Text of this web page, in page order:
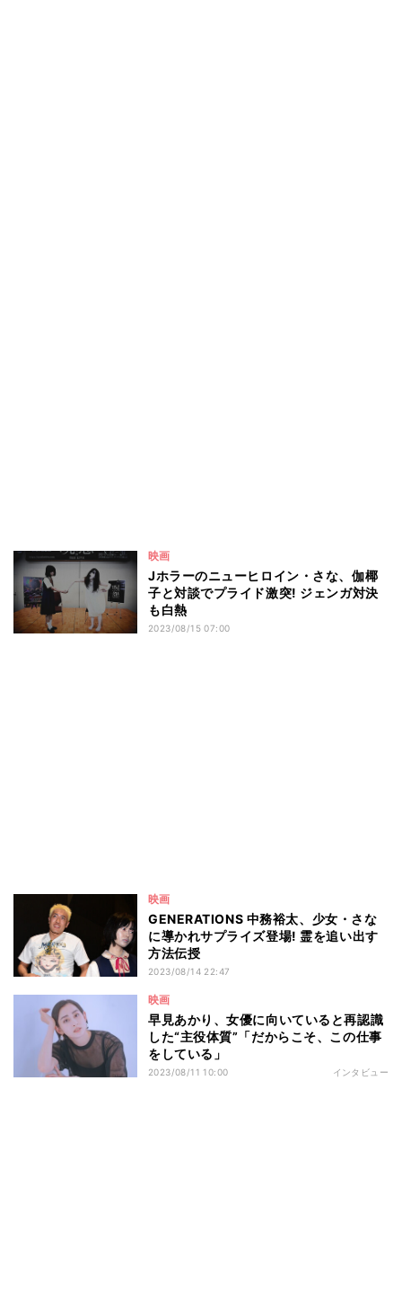
映画
Jホラーのニューヒロイン・さな、伽椰
子と対談でプライド激突! ジェンガ対決
も白熱
2023/08/15 07:00
映画
GENERATIONS 中務裕太、少女・さな
に導かれサプライズ登場! 霊を追い出す
方法伝授
2023/08/14 22:47
映画
早見あかり、女優に向いていると再認識
した“主役体質”「だからこそ、この仕事
をしている」
2023/08/11 10:00 インタビュー